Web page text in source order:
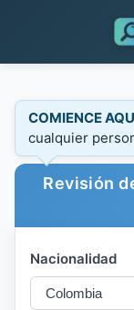
COMIENCE
cualquier
Revisión
Nacionalidad